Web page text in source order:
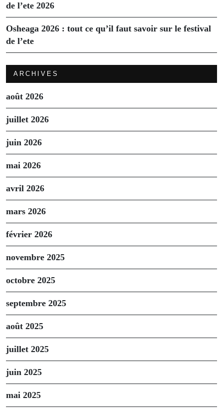
de l’ete 2026
Osheaga 2026 : tout ce qu’il faut savoir sur le festival
de l’ete
ARCHIVES
août 2026
juillet 2026
juin 2026
mai 2026
avril 2026
mars 2026
février 2026
novembre 2025
octobre 2025
septembre 2025
août 2025
juillet 2025
juin 2025
mai 2025